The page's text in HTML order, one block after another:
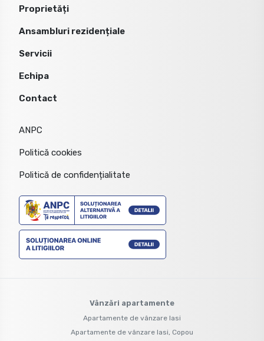
Proprietăți
Ansambluri rezidențiale
Servicii
Echipa
Contact
ANPC
Politică cookies
Politică de confidențialitate
Vânzări apartamente
Apartamente de vânzare Iasi
Apartamente de vânzare Iasi, Copou